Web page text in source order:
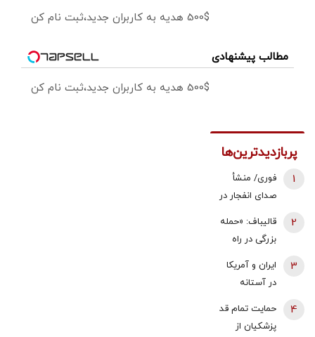
500$ هدیه به کاربران جدید،ثبت نام کن
مطالب پیشنهادی
500$ هدیه به کاربران جدید،ثبت نام کن
پربازدیدترین‌ها
فوری/ منشأ
صدای انفجار در
شد/ مقابه با
اهداف دشمن
در ورودی تنگه
هرمز
1
قالیباف: «حمله
بزرگی در راه
کنید، نه، آن‌ها
می‌خواهند
مذاکره کنند» |
این دیپلماسی
2
ایران و آمریکا
در آستانه
3
حمایت تمام قد
پزشکیان از
4